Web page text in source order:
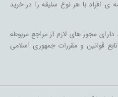
ی افراد با هر نوع سلیقه را در خرید
مجوز های لازم از مراجع مربوطه
قوانین و مقررات جمهوری اسلامی